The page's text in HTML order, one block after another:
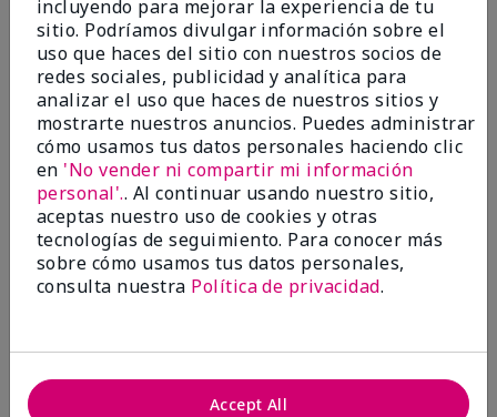
Satisfied
EnviadoHace 3 meses
porKeyrone
de LaBelle, FL
Evaluado en
marykay.com/en-us/
Since using MK products, my skin hasn't been as oily.
I've received compliments that my complexion has
improved, and most of all, my skin doesn't feel dry or
irritated after use. Moisturizers are usually hard to
Tyre, for introducing me to these products!
incluyendo para mejorar la experiencia de tu
sitio. Podríamos divulgar información sobre el
uso que haces del sitio con nuestros socios de
redes sociales, publicidad y analítica para
analizar el uso que haces de nuestros sitios y
mostrarte nuestros anuncios. Puedes administrar
cómo usamos tus datos personales haciendo clic
en 'No vender ni compartir mi información
personal'.. Al continuar usando nuestro sitio,
aceptas nuestro uso de cookies y otras
tecnologías de seguimiento. Para conocer más
sobre cómo usamos tus datos personales,
consulta nuestra Política de privacidad.
Accept All